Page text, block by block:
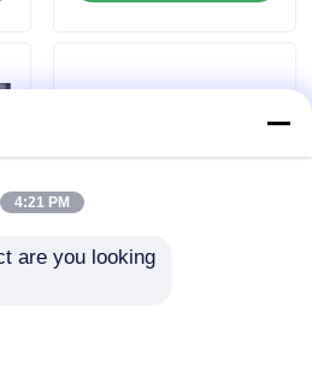
4:21 PM
are you looking